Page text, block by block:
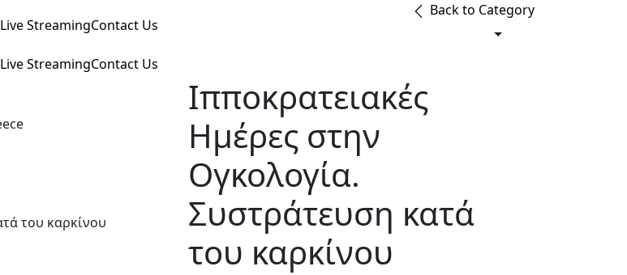
Live StreamingContact Us
Live StreamingContact Us
Back to Category
Ιπποκρατειακές
Ημέρες στην
Ογκολογία.
Συστράτευση κατά
του καρκίνου